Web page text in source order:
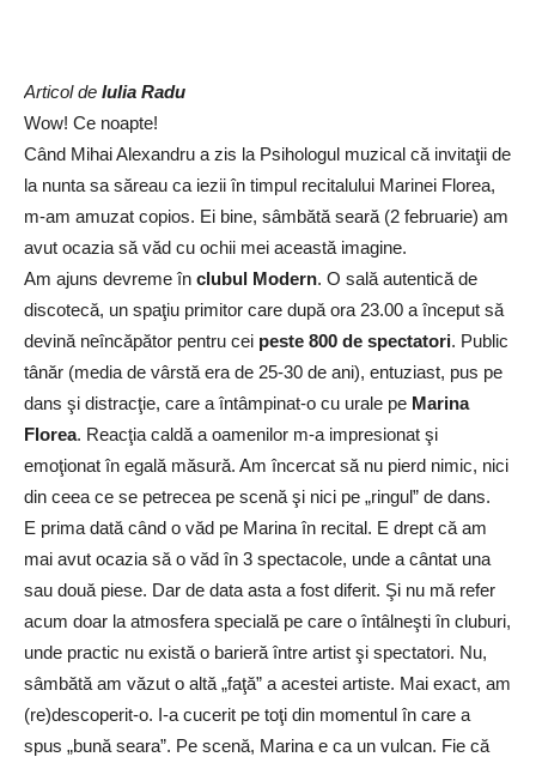
Articol de Iulia Radu
Wow! Ce noapte!
Când Mihai Alexandru a zis la Psihologul muzical că invitaţii de
la nunta sa săreau ca iezii în timpul recitalului Marinei Florea,
m-am amuzat copios. Ei bine, sâmbătă seară (2 februarie) am
avut ocazia să văd cu ochii mei această imagine.
Am ajuns devreme în clubul Modern. O sală autentică de
discotecă, un spaţiu primitor care după ora 23.00 a început să
devină neîncăpător pentru cei peste 800 de spectatori. Public
tânăr (media de vârstă era de 25-30 de ani), entuziast, pus pe
dans şi distracţie, care a întâmpinat-o cu urale pe Marina
Florea. Reacţia caldă a oamenilor m-a impresionat şi
emoţionat în egală măsură. Am încercat să nu pierd nimic, nici
din ceea ce se petrecea pe scenă şi nici pe „ringul” de dans.
E prima dată când o văd pe Marina în recital. E drept că am
mai avut ocazia să o văd în 3 spectacole, unde a cântat una
sau două piese. Dar de data asta a fost diferit. Şi nu mă refer
acum doar la atmosfera specială pe care o întâlneşti în cluburi,
unde practic nu există o barieră între artist şi spectatori. Nu,
sâmbătă am văzut o altă „faţă” a acestei artiste. Mai exact, am
(re)descoperit-o. I-a cucerit pe toţi din momentul în care a
spus „bună seara”. Pe scenă, Marina e ca un vulcan. Fie că